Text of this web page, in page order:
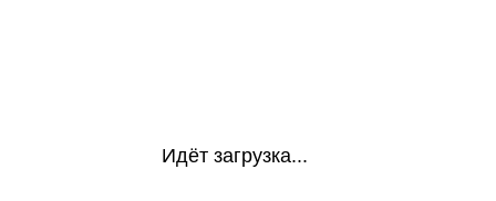
Идёт загрузка...